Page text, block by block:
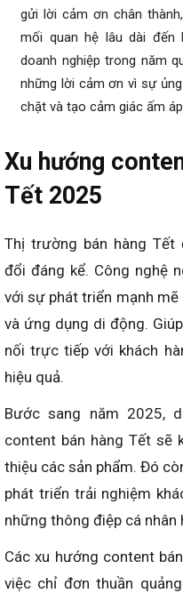
gửi lời cảm ơn chân
mối quan hệ lâu dài đến
doanh nghiệp trong năm
những lời cảm ơn vì sự
chặt và tạo cảm giác ấm
Xu hướng
Tết 2025
Thị trường bán hàng Tết
đổi đáng kể. Công nghệ
với sự phát triển mạnh
và ứng dụng di động.
nối trực tiếp với khách
hiệu quả.
Bước sang năm 2025,
content bán hàng Tết sẽ
thiệu các sản phẩm. Đó
phát triển trải nghiệm
những thông điệp cá nhân
Các xu hướng content
việc chỉ đơn thuần